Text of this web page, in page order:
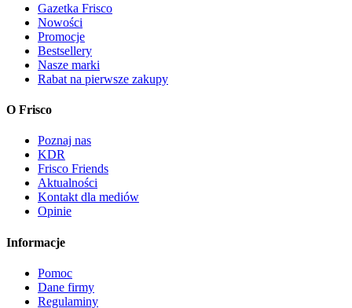
Gazetka Frisco
Nowości
Promocje
Bestsellery
Nasze marki
Rabat na pierwsze zakupy
O Frisco
Poznaj nas
KDR
Frisco Friends
Aktualności
Kontakt dla mediów
Opinie
Informacje
Pomoc
Dane firmy
Regulaminy